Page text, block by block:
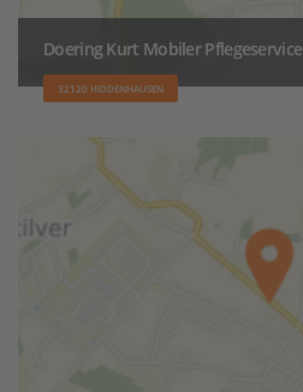
Doering Kurt Mobiler Pflegeservice
32120 HIDDENHAUSEN